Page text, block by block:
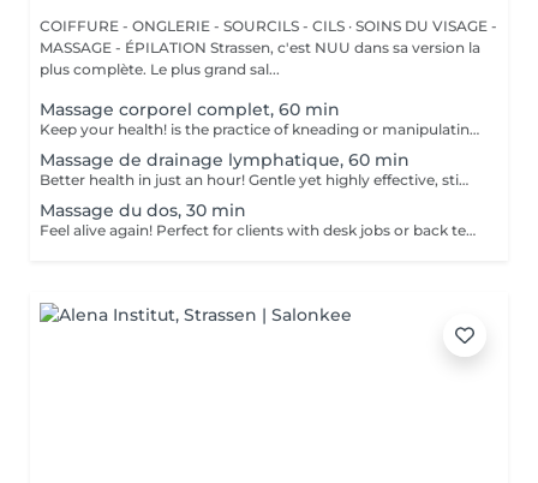
COIFFURE - ONGLERIE - SOURCILS - CILS · SOINS DU VISAGE -
MASSAGE - ÉPILATION Strassen, c'est NUU dans sa version la
plus complète. Le plus grand sal...
Massage corporel complet, 60 min
Keep your health! is the practice of kneading or manipulating a person's muscles and other soft-tissue in order to reduce stress, reduce muscle pain, increase relaxation and improve the work of the immune system. Age restrictions: there are no age restrictions for this procedure. Post procedure recommendations: do not do sport and any sharp movements 2-3 hours after the procedure. Frequency: 1-2 times per week, 10 times in total. Repeat once in 3-6 months.
Massage de drainage lymphatique, 60 min
Better health in just an hour! Gentle yet highly effective, stimulates the body's lymphatic system to flush out toxins, reduce swelling, and enhance immunity. This technique uses light, rhythmic strokes to encourage natural drainage, making it perfect for reducing bloating, post-surgery care, and improving skin tone. A go-to for detox and wellness. Age restrictions: there are no age restrictions for this procedure. Post procedure recommendations: do not do sport and any sharp movements 2-3 hours after the procedure. Frequency: 1-2 times per week, 10 times in total. Repeat once in 3-6 months.
Massage du dos, 30 min
Feel alive again! Perfect for clients with desk jobs or back tension, focuses on relieving stress, tightness, and knots in the back and shoulders. Whether you suffer from chronic back pain or occasional tension, this treatment provides targeted relief and improved posture. Cupping therapy is an ancient healing technique that uses special cups to create gentle suction on the skin. This suction promotes blood flow, relieves muscle tension, reduces inflammation, and supports deep relaxation. The treatment can help release toxins, improve circulation, and ease chronic pain or stiffness. Age restrictions: there are no age restrictions for this procedure. Post procedure recommendations: do not do sport and any sharp movements for 2-3 hours after the procedure. Frequency: 1-2 times per week, 10 times in total. Repeat once in 3-6 months.